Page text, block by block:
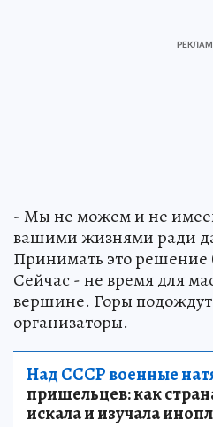
- Мы не можем и не
вашими жизнями ради
Принимать это решение
Сейчас - не время для
вершине. Горы
организаторы.
Над СССР военные
пришельцев: как
искала и изучала